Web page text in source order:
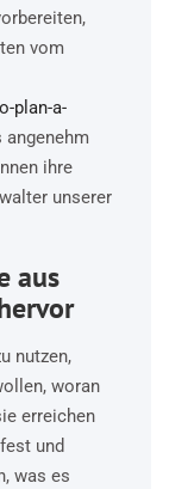
vom
plan-a-
angenehm
ihre
unserer
aus
nutzen,
woran
erreichen
und
was es